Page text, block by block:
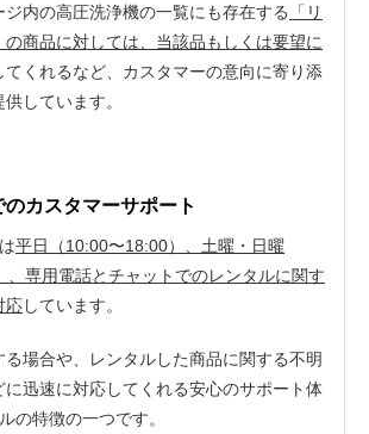
ジ内の高圧洗浄機の一覧にも存在する
「リ
の商品に対しては、当該品もしくは要望に
てくれるなど、カスタマーの意向に寄り添
しています。
のカスタマーサポート
平日（10:00〜18:00）、土曜・日曜
、専用電話とチャットでのレンタルに関す
応しています。
場合や、レンタルした商品に関する不明
に迅速に対応してくれる安心のサポート体
の特徴の一つです。